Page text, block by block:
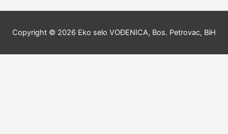
Copyright © 2026 Eko selo VOĐENICA, Bos. Petrovac, BiH